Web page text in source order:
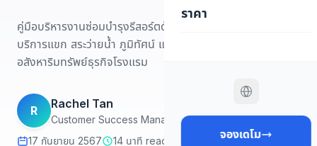
ราคา
จองเดโม
คู่มือบริหารงานซ่อมบำรุงรีสอร์ตด้วย CMMS ครอบคลุมระบบ
บริการแขก สระว่ายน้ำ ภูมิทัศน์ และอุปกรณ์ F&B สำหรับ
อสังหาริมทรัพย์ธุรกิจโรงแรม
R
Rachel Tan
Customer Success Manager
17 กันยายน 2567
14 นาที read